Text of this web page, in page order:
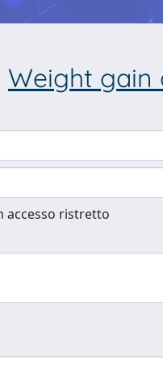
Weight gain
accesso ristretto